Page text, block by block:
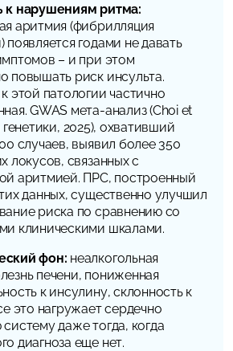
к нарушениям ритма:
аритмия (фибрилляция
появляется годами не давать
– и при этом
повышать риск инсульта.
этой патологии частично
GWAS мета-анализ (Choi et
, 2025), охвативший
случаев, выявил более 350
локусов, связанных с
аритмией. ПРС, построенный
данных, существенно улучшил
риска по сравнению со
клиническими шкалами.
фон: неалкогольная
печени, пониженная
к инсулину, склонность к
это нагружает сердечно
даже тогда, когда
диагноза еще нет.